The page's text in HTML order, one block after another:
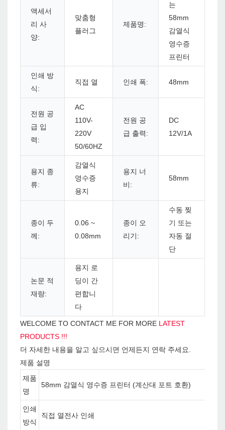
액세서
리 사
양:
맞춤형
플러그
제품명:
는
58mm
감열식
영수증
프린터
인쇄 방
식:
직접 열 인쇄 폭: 48mm
전원 공
급 입
력:
AC
110V-
220V
50/60HZ
전원 공
급 출력:
DC
12V/1A
용지 종
류:
감열식
영수증
용지
용지 너
비:
58mm
종이 두
께:
0.06 ~
0.08mm
종이 오
리기:
수동 찢
기 또는
자동 절
단
논문 적
재량:
용지 로
딩이 간
편합니
다
WELCOME TO CONTACT ME FOR MORE LATEST
PRODUCTS !!!
더 자세한 내용을 알고 싶으시면 언제든지 연락 주세요.
제품 설명
제품
명
58mm 감열식 영수증 프린터 (계산대 포트 호환)
인쇄
방식
직접 열전사 인쇄